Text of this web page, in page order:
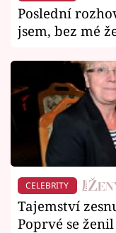
Poslední
jsem, bez mé
CELEBRITY
Tajemství
Poprvé se